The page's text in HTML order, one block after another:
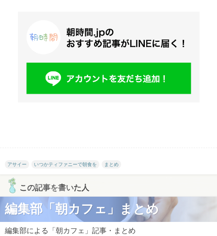
アサイー いつかティファニーで朝食を まとめ
この記事を書いた人
編集部「朝カフェ」まとめ
編集部による「朝カフェ」記事・まとめ